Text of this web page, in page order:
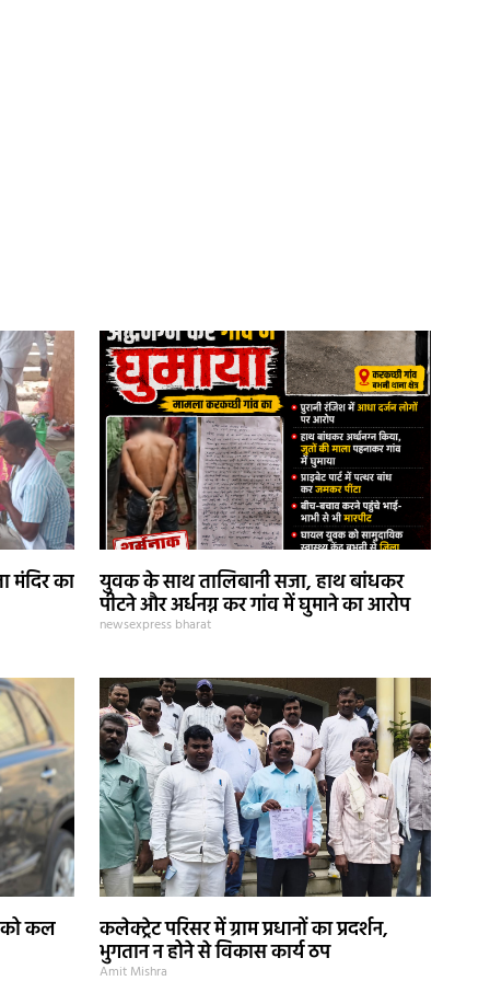
मंदिर का युवक के साथ तालिबानी सजा, हाथ बांधकर
पीटने और अर्धनग्न कर गांव में घुमाने का आरोप
newsexpress bharat
को कल कलेक्ट्रेट परिसर में ग्राम प्रधानों का प्रदर्शन,
भुगतान न होने से विकास कार्य ठप
Amit Mishra